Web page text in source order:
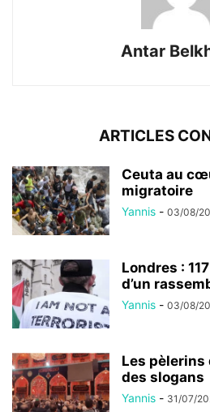
Antar
ARTICLES
Ceuta au
migratoire
Yannis - 03/08/
Londres :
d’un
Yannis - 03/08/
Les pèlerins
des slogans
Yannis - 31/07/